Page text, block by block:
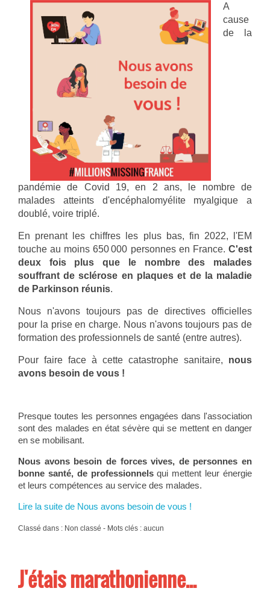
A
cause
de la
pandémie de Covid 19, en 2 ans, le nombre de
malades atteints d'encéphalomyélite myalgique a
doublé, voire triplé.
En prenant les chiffres les plus bas, fin 2022, l'EM
touche au moins 650 000 personnes en France.C'est
deux fois plus que le nombre des malades
souffrant de sclérose en plaques et de la maladie
de Parkinson réunis.
Nous n'avons toujours pas de directives officielles
pour la prise en charge. Nous n'avons toujours pas de
formation des professionnels de santé (entre autres).
Pour faire face à cette catastrophe sanitaire, nous
avons besoin de vous !
Presque toutes les personnes engagées dans l'association
sont des malades en état sévère qui se mettent en danger
en se mobilisant.
Nous avons besoin de forces vives, de personnes en
bonne santé, de professionnelsqui mettent leur énergie
et leurs compétences au service des malades.
Lire la suite de Nous avons besoin de vous !
Classé dans : Non classé - Mots clés : aucun
J'étais marathonienne...